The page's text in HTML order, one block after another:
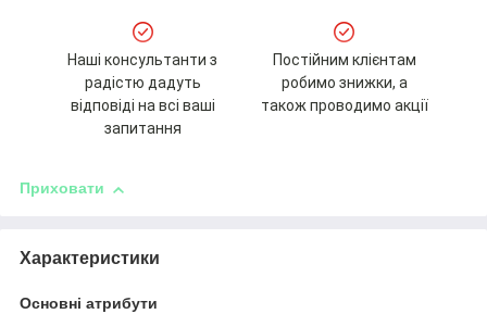
Наші консультанти з
радістю дадуть
відповіді на всі ваші
запитання
Постійним клієнтам
робимо знижки, а
також проводимо акції
Приховати
Характеристики
Основні атрибути